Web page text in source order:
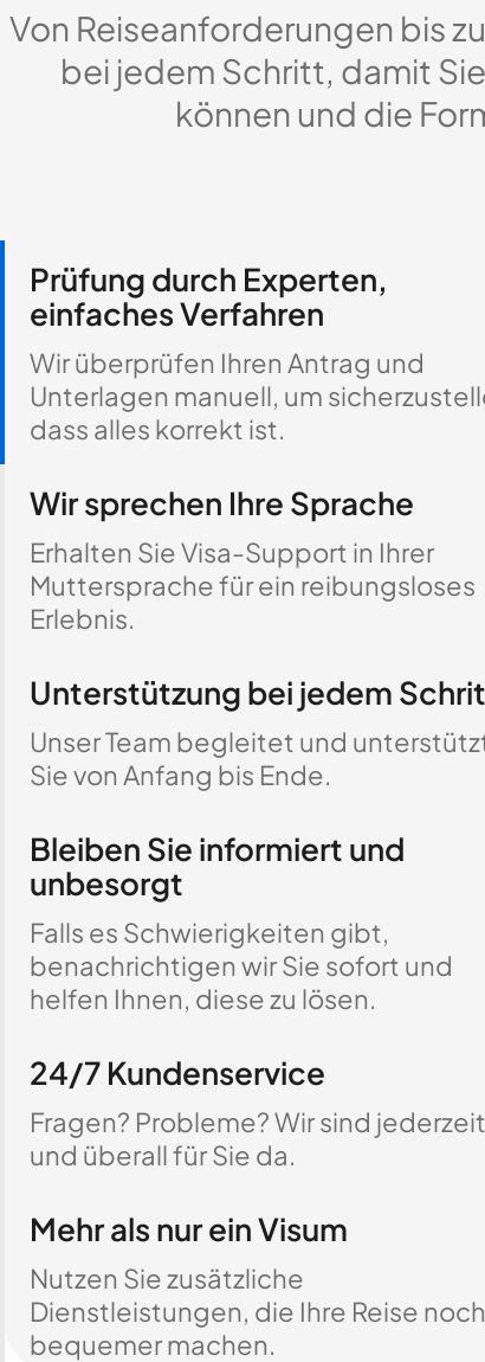
Von Reiseanforderungen bis
bei jedem Schritt, damit
können und die
Prüfung durch Experten,
einfaches Verfahren
Wir überprüfen Ihren Antrag und
Unterlagen manuell, um
dass alles korrekt ist.
Wir sprechen Ihre Sprache
Erhalten Sie Visa-Support in Ihrer
Muttersprache für ein reibungsloses
Erlebnis.
Unterstützung bei jedem
Unser Team begleitet und
Sie von Anfang bis Ende.
Bleiben Sie informiert und
unbesorgt
Falls es Schwierigkeiten gibt,
benachrichtigen wir Sie sofort und
helfen Ihnen, diese zu lösen.
24/7 Kundenservice
Fragen? Probleme? Wir sind jederzeit
und überall für Sie da.
Mehr als nur ein Visum
Nutzen Sie zusätzliche
Dienstleistungen, die Ihre Reise noch
bequemer machen.